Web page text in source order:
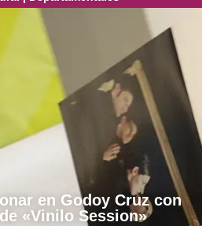
en Godoy Cruz con
«Vinilo Session»